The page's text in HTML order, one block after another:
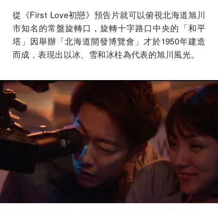
從《First Love初戀》預告片就可以俯視北海道旭川
市知名的常盤旋轉口，旋轉十字路口中央的「和平
塔」因舉辦「北海道開發博覽會」才於1950年建造
而成，表現出以冰、雪和冰柱為代表的旭川風光。